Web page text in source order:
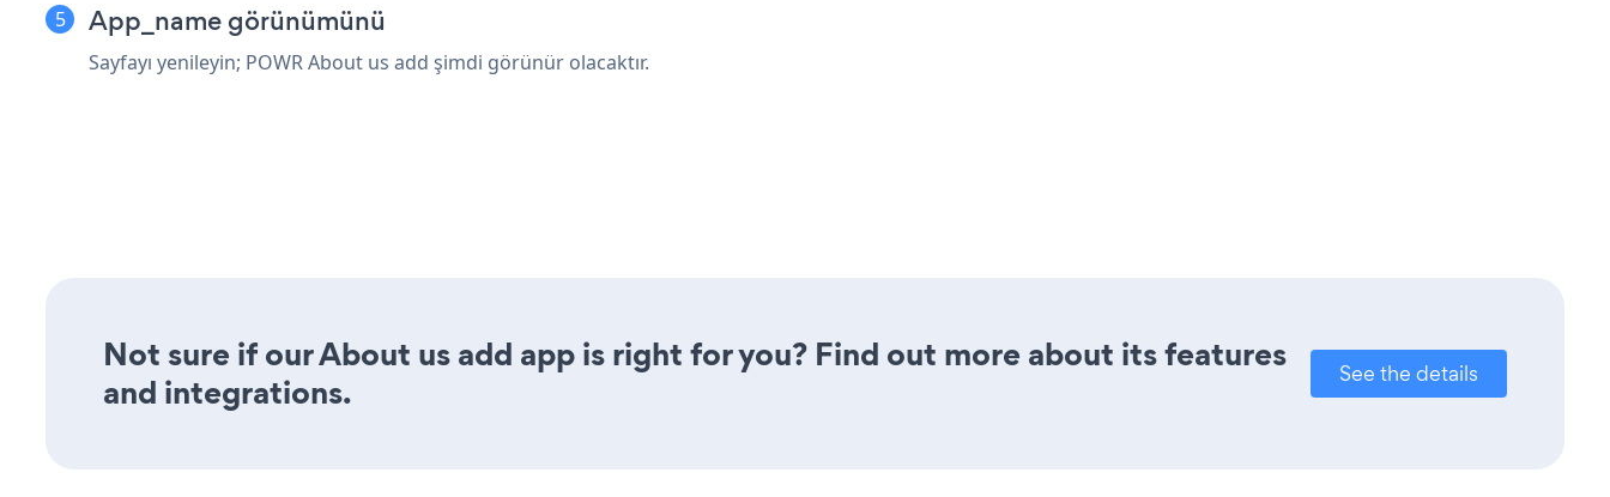
App_name görünümünü
Sayfayı yenileyin; POWR About us add şimdi görünür olacaktır.
Not sure if our About us add app is right for you? Find out more about its features
and integrations.
See the details